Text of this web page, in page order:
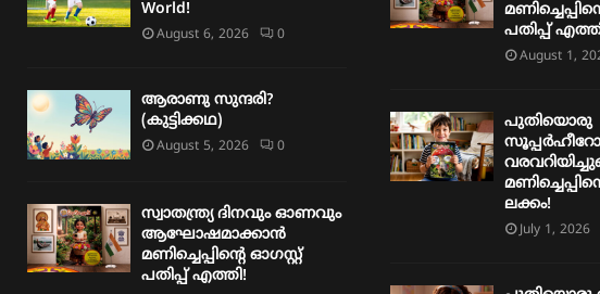
World!
August 6, 2026 0
ആരാണു സുന്ദരി?
(കുട്ടിക്കഥ)
August 5, 2026 0
സ്വാതന്ത്ര്യ ദിനവും ഓണവും
ആഘോഷമാക്കാൻ
മണിച്ചെപ്പിന്റെ ഓഗസ്റ്റ്
പതിപ്പ് എത്തി!
പതിപ്പ്
August 1,
പുതിയൊരു
ലക്കം!
July 1, 2026